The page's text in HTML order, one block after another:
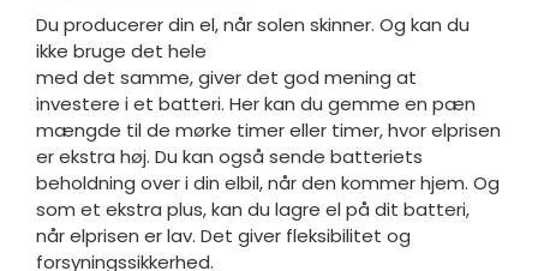
Du producerer din el, når solen skinner. Og kan du
ikke bruge det hele
med det samme, giver det god mening at
investere i et batteri. Her kan du gemme en pæn
mængde til de mørke timer eller timer,hvor elprisen
er ekstra høj. Du kan også sende batteriets
beholdning over i din elbil, når den kommer hjem. Og
som et ekstra plus, kan du lagre el på dit batteri,
når elprisen er lav. Det giver fleksibilitet og
forsyningssikkerhed.